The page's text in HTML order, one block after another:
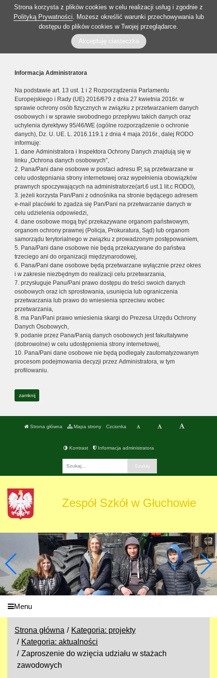
Strona korzysta z plików cookies w celu realizacji usług i zgodnie z
Polityką Prywatności. Możesz określić warunki przechowywania lub
dostępu do plików cookies w Twojej przeglądarce.
Akceptuję ciasteczka
Informacja Administratora
Na podstawie art. 13 ust. 1 i 2 Rozporządzenia Parlamentu
Europejskiego i Rady (UE) 2016/679 z dnia 27 kwietnia 2016r. w
sprawie ochrony osób fizycznych w związku z przetwarzaniem danych
osobowych i w sprawie swobodnego przepływu takich danych oraz
uchylenia dyrektywy 95/46/WE (ogólne rozporządzenie o ochronie
danych), Dz. U. UE. L. 2016.119.1 z dnia 4 maja 2016r., dalej RODO
informuję:
1. dane Administratora i Inspektora Ochrony Danych znajdują się w
linku „Ochrona danych osobowych”,
2. Pana/Pani dane osobowe w postaci adresu IP, są przetwarzane w
celu udostępniania strony internetowej oraz wypełnienia obowiązków
prawnych spoczywających na administratorze(art.6 ust.1 lit.c RODO),
3. jeżeli korzysta Pan/Pani z odnośnika na stronie będącego adresem
e-mail placówki to zgadza się Pan/Pani na przetwarzanie danych w
celu udzielenia odpowiedzi,
4. dane osobowe mogą być przekazywane organom państwowym,
organom ochrony prawnej (Policja, Prokuratura, Sąd) lub organom
samorządu terytorialnego w związku z prowadzonym postępowaniem,
5. Pana/Pani dane osobowe nie będą przekazywane do państwa
trzeciego ani do organizacji międzynarodowej,
6. Pana/Pani dane osobowe będą przetwarzane wyłącznie przez okres
i w zakresie niezbędnym do realizacji celu przetwarzania,
7. przysługuje Panu/Pani prawo dostępu do treści swoich danych
osobowych oraz ich sprostowania, usunięcia lub ograniczenia
przetwarzania lub prawo do wniesienia sprzeciwu wobec
przetwarzania,
8. ma Pan/Pani prawo wniesienia skargi do Prezesa Urzędu Ochrony
Danych Osobowych,
9. podanie przez Pana/Panią danych osobowych jest fakultatywne
(dobrowolne) w celu udostępnienia strony internetowej,
10. Pana/Pani dane osobowe nie będą podlegały zautomatyzowanym
procesom podejmowania decyzji przez Administratora, w tym
profilowaniu.
zamknij
Strona główna Mapa strony Czcionka
Kontrast Informacja administratora
Zespół Szkół w Głuchowie
Menu
Strona główna
Kategoria: projekty
Kategoria: aktualności
Zaproszenie do wzięcia udziału w stażach
zawodowych